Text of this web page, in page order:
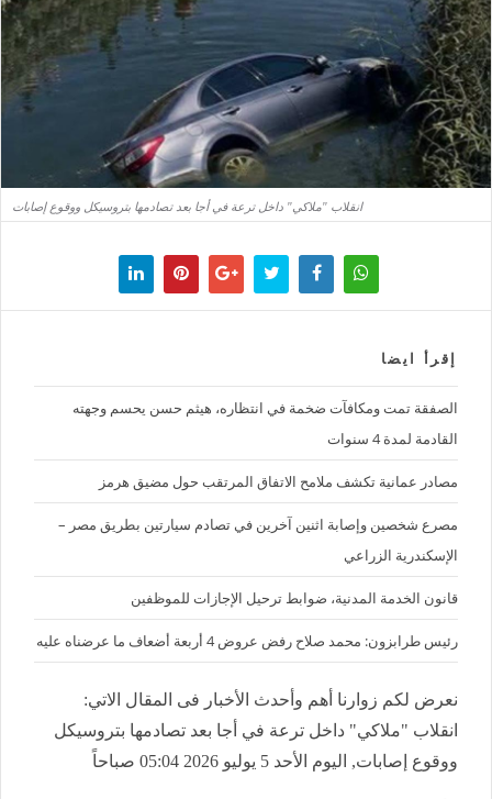
انقلاب "ملاكي" داخل ترعة في أجا بعد تصادمها بتروسيكل ووقوع إصابات
إقرأ ايضا
الصفقة تمت ومكافآت ضخمة في انتظاره، هيثم حسن يحسم وجهته
القادمة لمدة 4 سنوات
مصادر عمانية تكشف ملامح الاتفاق المرتقب حول مضيق هرمز
مصرع شخصين وإصابة اثنين آخرين في تصادم سيارتين بطريق مصر –
الإسكندرية الزراعي
قانون الخدمة المدنية، ضوابط ترحيل الإجازات للموظفين
رئيس طرابزون: محمد صلاح رفض عروض 4 أربعة أضعاف ما عرضناه عليه
نعرض لكم زوارنا أهم وأحدث الأخبار فى المقال الاتي:
انقلاب "ملاكي" داخل ترعة في أجا بعد تصادمها بتروسيكل
ووقوع إصابات, اليوم الأحد 5 يوليو 2026 05:04 صباحاً